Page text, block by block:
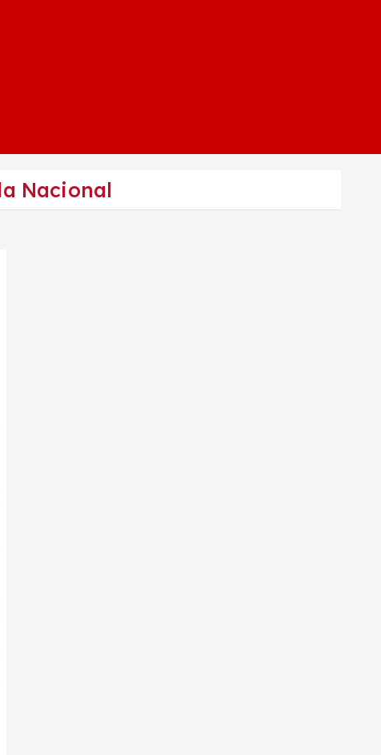
Nacional